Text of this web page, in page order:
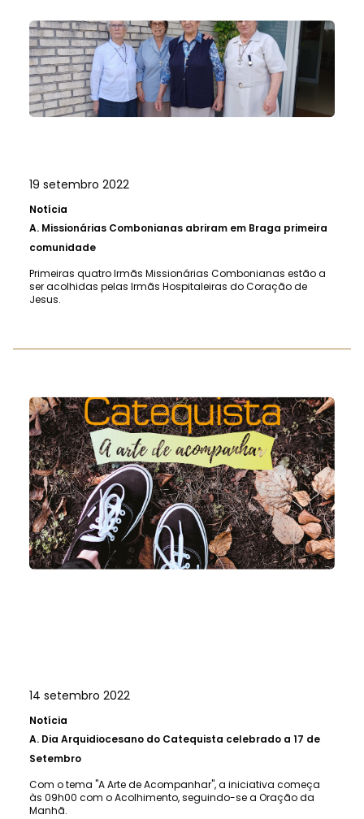
19 setembro 2022
Notícia
A. Missionárias Combonianas abriram em Braga primeira
comunidade
Primeiras quatro Irmãs Missionárias Combonianas estão a
ser acolhidas pelas Irmãs Hospitaleiras do Coração de
Jesus.
14 setembro 2022
Notícia
A. Dia Arquidiocesano do Catequista celebrado a 17 de
Setembro
Com o tema "A Arte de Acompanhar", a iniciativa começa
às 09h00 com o Acolhimento, seguindo-se a Oração da
Manhã.